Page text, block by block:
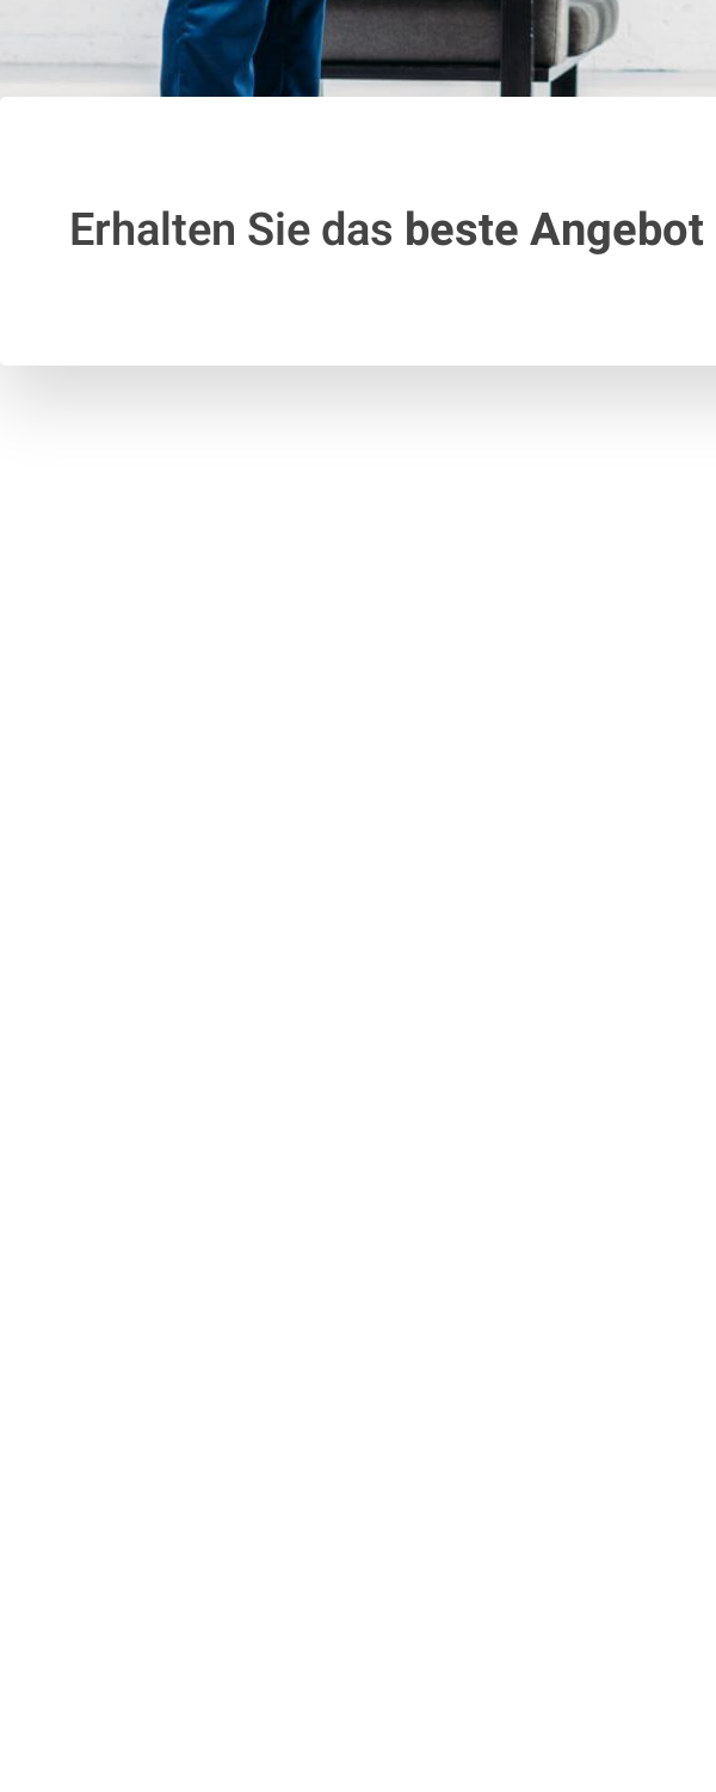
Erhalten Sie das beste Angebot